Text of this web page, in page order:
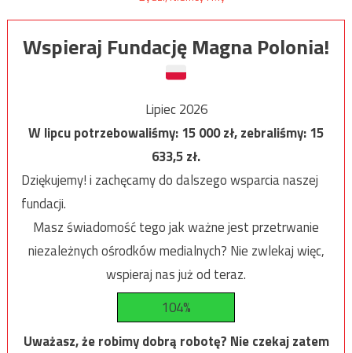
Wspieraj Fundację Magna Polonia!
Lipiec 2026
W lipcu potrzebowaliśmy:15 000zł, zebraliśmy:15
633,5zł.
Dziękujemy! i zachęcamy do dalszego wsparcia naszej
fundacji.
Masz świadomość tego jak ważne jest przetrwanie
niezależnych ośrodków medialnych? Nie zwlekaj więc,
wspieraj nas już od teraz.
104%
Uważasz, że robimy dobrą robotę? Nie czekaj zatem